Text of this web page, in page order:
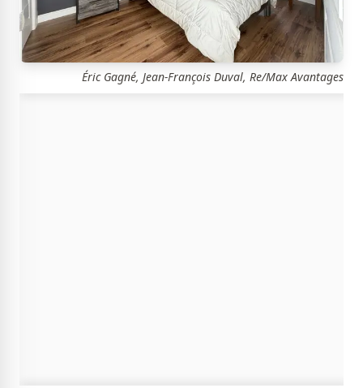
Éric Gagné, Jean-François Duval, Re/Max Avantages